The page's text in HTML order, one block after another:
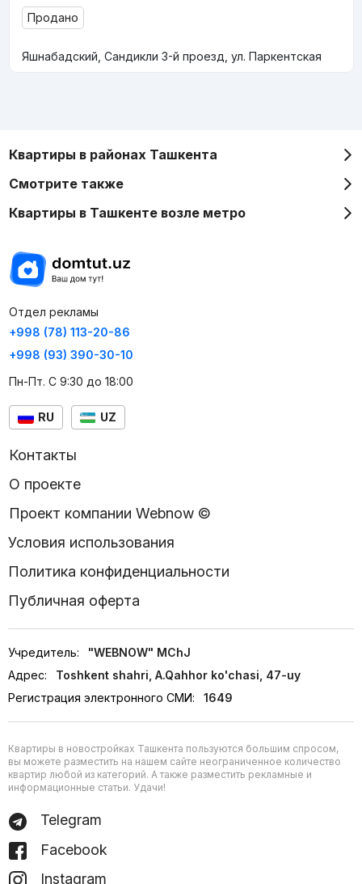
Продано
Яшнабадский, Сандикли 3-й проезд, ул. Паркентская
Квартиры в районах Ташкента
Смотрите также
Квартиры в Ташкенте возле метро
Отдел рекламы
+998 (78) 113-20-86
+998 (93) 390-30-10
Пн-Пт. С 9:30 до 18:00
RU UZ
Контакты
О проекте
Проект компании Webnow ©
Условия использования
Политика конфиденциальности
Публичная оферта
Учредитель:
"WEBNOW" MChJ
Адрес:
Toshkent shahri, A.Qahhor ko'chasi, 47-uy
Регистрация электронного СМИ:
1649
Квартиры в новостройках Ташкента пользуются большим спросом,
вы можете разместить на нашем сайте неограниченное количество
квартир любой из категорий. А также разместить рекламные и
информационные статьи. Удачи!
Telegram
Facebook
Instagram